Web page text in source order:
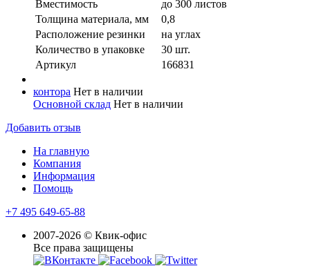
Вместимость
до 300 листов
Толщина материала, мм
0,8
Расположение резинки
на углах
Количество в упaковке
30 шт.
Артикул
166831
контора Нет в наличии
Основной склад Нет в наличии
Добавить отзыв
На главную
Компания
Информация
Помощь
+7 495 649-65-88
2007-2026 © Квик-офис
Все права защищены